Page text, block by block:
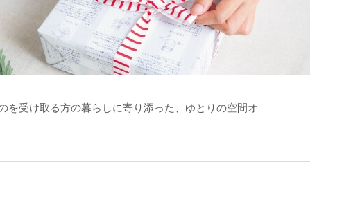
を受け取る方の暮らしに寄り添った、ゆとりの空間オ